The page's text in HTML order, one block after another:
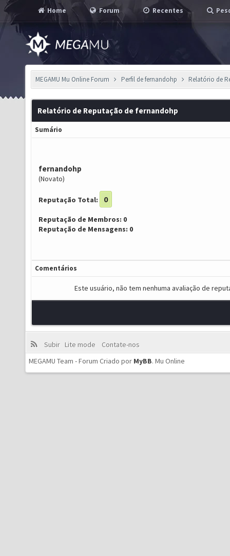
Home Forum Recentes
MEGAMU Mu Online Forum Perfil de fernandohp Relatório de
Relatório de Reputação de fernandohp
Sumário
fernandohp
(Novato)
Reputação Total: 0
Reputação de Membros: 0
Reputação de Mensagens: 0
Comentários
Este usuário, não tem nenhuma avaliação de
Subir Lite mode
Contate-nos
MEGAMU Team - Forum Criado por MyBB. Mu Online